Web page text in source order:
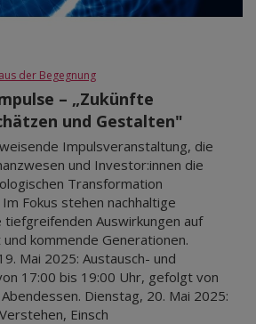
der Begegnung
– „Zukünfte
und Gestalten"
Impulsveranstaltung, die
und Investor:innen die
Transformation
Fokus stehen nachhaltige
Auswirkungen auf
kommende Generationen.
Mai 2025: Austausch- und
17:00 bis 19:00 Uhr, gefolgt von
Dienstag, 20. Mai 2025:
Einsch